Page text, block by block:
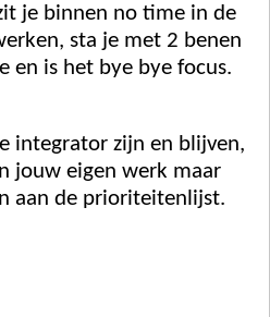
je binnen no time in de
sta je met 2 benen
en is het bye bye focus.
integrator zijn en blijven,
jouw eigen werk maar
aan de prioriteitenlijst.